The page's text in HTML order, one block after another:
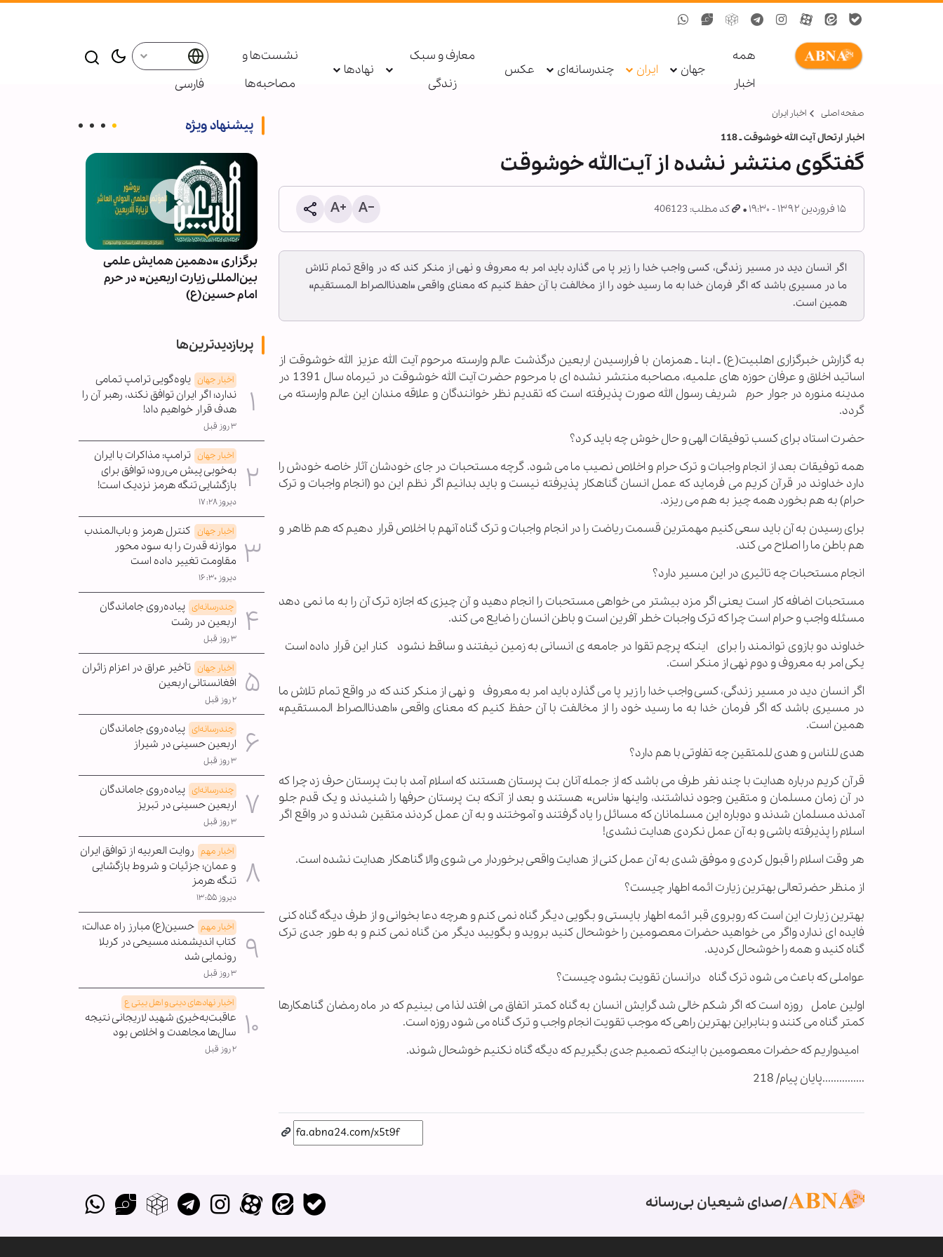
همه
اخبار
جهان ایران چندرسانه‌ای عکس
معارف و سبک
زندگی
نهادها
نشست‌ها و
مصاحبه‌ها
فارسی
صفحه اصلی اخبار ایران
اخبار ارتحال آیت الله خوشوقت ـ 118
گفتگوی منتشر نشده ‌از آیت‌الله خوشوقت
۱۵ فروردین ۱۳۹۲ - ۱۹:۳۰ کد مطلب: 406123
اگر انسان دید در مسیر زندگی، کسی واجب خدا را زیر پا می گذارد باید امر به معروف و نهی از منکر کند که در واقع تمام تلاش
ما در مسیری باشد که اگر فرمان خدا به ما رسید خود را از مخالفت با آن حفظ کنیم که معنای واقعی «اهدناالصراط المستقیم»
همین است.
به گزارش خبرگزاری اهل‏بیت(ع) ـ ابنا ـ همزمان با فرارسیدن اربعین درگذشت عالم وارسته مرحوم آیت الله عزیز الله خوشوقت از
اساتید اخلاق و عرفان حوزه های علمیه، مصاحبه منتشر نشده ای با مرحوم حضرت آیت الله خوشوقت در تیرماه سال 1391 در
مدینه منوره در جوار حرم شریف رسول الله صورت پذیرفته است که تقدیم نظر خوانندگان و علاقه مندان این عالم وارسته می
گردد.
حضرت استاد برای کسب توفیقات الهی و حال خوش چه باید کرد؟
همه توفیقات بعد از انجام واجبات و ترک حرام و اخلاص نصیب ما می شود. گرچه مستحبات در جای خودشان آثار خاصه خودش را
دارد خداوند در قرآن کریم می فرماید که عمل انسان گناهکار پذیرفته نیست و باید بدانیم اگر نظم این دو (انجام واجبات و ترک
حرام) به هم بخورد همه چیز به هم می ریزد.
برای رسیدن به آن باید سعی کنیم مهمترین قسمت ریاضت را در انجام واجبات و ترک گناه آنهم با اخلاص قرار دهیم که هم ظاهر و
هم باطن ما را اصلاح می کند.
انجام مستحبات چه تاثیری در این مسیر دارد؟
مستحبات اضافه کار است یعنی اگر مزد بیشتر می خواهی مستحبات را انجام دهید و آن چیزی که اجازه ترک آن را به ما نمی دهد
مسئله واجب و حرام است چرا که ترک واجبات خطر آفرین است و باطن انسان را ضایع می کند.
خداوند دو بازوی توانمند را برای اینکه پرچم تقوا در جامعه ی انسانی به زمین نیفتند و ساقط نشود کنار این قرار داده است
یکی امر به معروف و دوم نهی از منکر است.
اگر انسان دید در مسیر زندگی، کسی واجب خدا را زیر پا می گذارد باید امر به معروف و نهی از منکر کند که در واقع تمام تلاش ما
در مسیری باشد که اگر فرمان خدا به ما رسید خود را از مخالفت با آن حفظ کنیم که معنای واقعی «اهدناالصراط المستقیم»
همین است.
هدی للناس و هدی للمتقین چه تفاوتی با هم دارد؟
قرآن کریم درباره هدایت با چند نفر طرف می باشد که از جمله آنان بت پرستان هستند که اسلام آمد با بت پرستان حرف زد چرا که
در آن زمان مسلمان و متقین وجود نداشتند، واینها «ناس» هستند و بعد از آنکه بت پرستان حرفها را شنیدند و یک قدم جلو
آمدند مسلمان شدند و دوباره این مسلمانان که مسائل را یاد گرفتند و آموختند و به آن عمل کردند متقین شدند و در واقع اگر
اسلام را پذیرفته باشی و به آن عمل نکردی هدایت نشدی!
هر وقت اسلام را قبول کردی و موفق شدی به آن عمل کنی از هدایت واقعی برخوردار می شوی والا گناهکار هدایت نشده است.
از منظر حضرتعالی بهترین زیارت ائمه اطهار چیست؟
بهترین زیارت این است که روبروی قبر ائمه اطهار بایستی و بگویی دیگر گناه نمی کنم و هرچه دعا بخوانی و از طرف دیگه گناه کنی
فایده ای ندارد واگر می خواهید حضرات معصومین را خوشحال کنید بروید و بگویید دیگر من گناه نمی کنم و به طور جدی ترک
گناه کنید و همه را خوشحال کردید.
عواملی که باعث می شود ترک گناه درانسان تقویت بشود چیست؟
اولین عامل روزه است که اگر شکم خالی شد گرایش انسان به گناه کمتر اتفاق می افتد لذا می بینیم که در ماه رمضان گناهکارها
کمتر گناه می کنند و بنابراین بهترین راهی که موجب تقویت انجام واجب و ترک گناه می شود روزه است.
امیدواریم که حضرات معصومین با اینکه تصمیم جدی بگیریم که دیگه گناه نکنیم خوشحال شوند.
...............پایان پیام/ 218
پیشنهاد ویژه
رسانه‌های عبری: نرخ مهاجرت از
رژیم صهیونیستی، ۵۰ درصد
افزایش یافت
برگزاری «دهمین همایش علمی
بین‌المللی زیارت اربعین» در حرم
امام حسین(ع)
پربازدیدترین‌ها
اخبار جهان یاوه‌گویی ترامپ تمامی
ندارد؛ اگر ایران توافق نکند، رهبر آن را
هدف قرار خواهیم داد!
۳ روز قبل
اخبار جهان ترامپ: مذاکرات با ایران
به‌خوبی پیش می‌رود؛ توافق برای
بازگشایی تنگه هرمز نزدیک است!
دیروز ۱۷:۲۸
اخبار جهان کنترل هرمز و باب‌المندب
موازنه قدرت را به سود محور
مقاومت تغییر داده است
دیروز ۱۶:۳۰
چندرسانه‌ای پیاده‌روی جاماندگان
اربعین در رشت
۳ روز قبل
اخبار جهان تأخیر عراق در اعزام زائران
افغانستانی اربعین
۲ روز قبل
چندرسانه‌ای پیاده‌روی جاماندگان
اربعین حسینی در شیراز
۳ روز قبل
چندرسانه‌ای پیاده‌روی جاماندگان
اربعین حسینی در تبریز
۳ روز قبل
اخبار مهم روایت العربیه از توافق ایران
و عمان؛ جزئیات و شروط بازگشایی
تنگه هرمز
دیروز ۱۳:۵۵
اخبار مهم حسین(ع) مبارز راه عدالت؛
کتاب اندیشمند مسیحی در کربلا
رونمایی شد
۳ روز قبل
اخبار نهادهای دینی و اهل بیتی ع
عاقبت‌به‌خیری شهید لاریجانی نتیجه
سال‌ها مجاهدت و اخلاص بود
۲ روز قبل
صدای شیعیان بی‌رسانه